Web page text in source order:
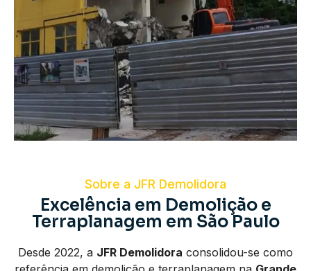
Sobre a JFR Demolidora
Excelência em Demolição e
Terraplanagem em São Paulo
Desde 2022, a JFR Demolidora consolidou-se como